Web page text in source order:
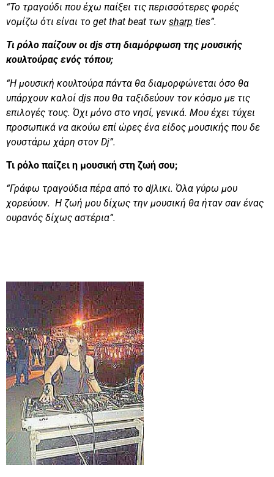
“Το τραγούδι που έχω παίξει τις περισσότερες φορές
νομίζω ότι είναι το get that beat των sharp ties”.
Τι ρόλο παίζουν οι djs στη διαμόρφωση της μουσικής
κουλτούρας ενός τόπου;
“Η μουσική κουλτούρα πάντα θα διαμορφώνεται όσο θα
υπάρχουν καλοί djs που θα ταξιδεύουν τον κόσμο με τις
επιλογές τους. Όχι μόνο στο νησί, γενικά. Μου έχει τύχει
προσωπικά να ακούω επί ώρες ένα είδος μουσικής που δε
γουστάρω χάρη στον Dj”.
Τι ρόλο παίζει η μουσική στη ζωή σου;
“Γράφω τραγούδια πέρα από το djλικι. Όλα γύρω μου
χορεύουν. Η ζωή μου δίχως την μουσική θα ήταν σαν ένας
ουρανός δίχως αστέρια”.